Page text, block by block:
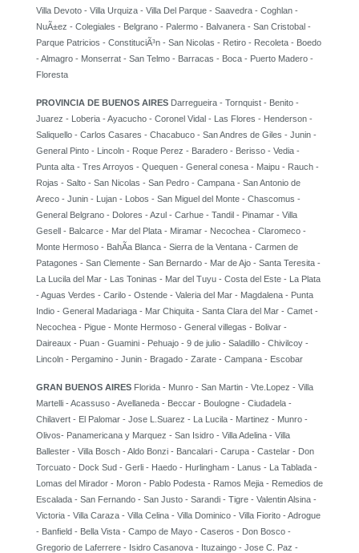
Villa Devoto - Villa Urquiza - Villa Del Parque - Saavedra - Coghlan -
NuÃ±ez - Colegiales - Belgrano - Palermo - Balvanera - San Cristobal -
Parque Patricios - ConstituciÃ³n - San Nicolas - Retiro - Recoleta - Boedo
- Almagro - Monserrat - San Telmo - Barracas - Boca - Puerto Madero -
Floresta
PROVINCIA DE BUENOS AIRES Darregueira - Tornquist - Benito -
Juarez - Loberia - Ayacucho - Coronel Vidal - Las Flores - Henderson -
Saliquello - Carlos Casares - Chacabuco - San Andres de Giles - Junin -
General Pinto - Lincoln - Roque Perez - Baradero - Berisso - Vedia -
Punta alta - Tres Arroyos - Quequen - General conesa - Maipu - Rauch -
Rojas - Salto - San Nicolas - San Pedro - Campana - San Antonio de
Areco - Junin - Lujan - Lobos - San Miguel del Monte - Chascomus -
General Belgrano - Dolores - Azul - Carhue - Tandil - Pinamar - Villa
Gesell - Balcarce - Mar del Plata - Miramar - Necochea - Claromeco -
Monte Hermoso - BahÃ­a Blanca - Sierra de la Ventana - Carmen de
Patagones - San Clemente - San Bernardo - Mar de Ajo - Santa Teresita -
La Lucila del Mar - Las Toninas - Mar del Tuyu - Costa del Este - La Plata
- Aguas Verdes - Carilo - Ostende - Valeria del Mar - Magdalena - Punta
Indio - General Madariaga - Mar Chiquita - Santa Clara del Mar - Camet -
Necochea - Pigue - Monte Hermoso - General villegas - Bolivar -
Daireaux - Puan - Guamini - Pehuajo - 9 de julio - Saladillo - Chivilcoy -
Lincoln - Pergamino - Junin - Bragado - Zarate - Campana - Escobar
GRAN BUENOS AIRES Florida - Munro - San Martin - Vte.Lopez - Villa
Martelli - Acassuso - Avellaneda - Beccar - Boulogne - Ciudadela -
Chilavert - El Palomar - Jose L.Suarez - La Lucila - Martinez - Munro -
Olivos- Panamericana y Marquez - San Isidro - Villa Adelina - Villa
Ballester - Villa Bosch - Aldo Bonzi - Bancalari - Carupa - Castelar - Don
Torcuato - Dock Sud - Gerli - Haedo - Hurlingham - Lanus - La Tablada -
Lomas del Mirador - Moron - Pablo Podesta - Ramos Mejia - Remedios de
Escalada - San Fernando - San Justo - Sarandi - Tigre - Valentin Alsina -
Victoria - Villa Caraza - Villa Celina - Villa Dominico - Villa Fiorito - Adrogue
- Banfield - Bella Vista - Campo de Mayo - Caseros - Don Bosco -
Gregorio de Laferrere - Isidro Casanova - Ituzaingo - Jose C. Paz -